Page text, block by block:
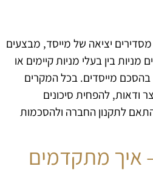
יציאה של מייסד, מבצעים
בין בעלי מניות קיימים או
בהסכם מייסדים. בכל המקרים
ודאות, להפחית סיכונים
לתקנון החברה ולהסכמות
איך מתקדמים